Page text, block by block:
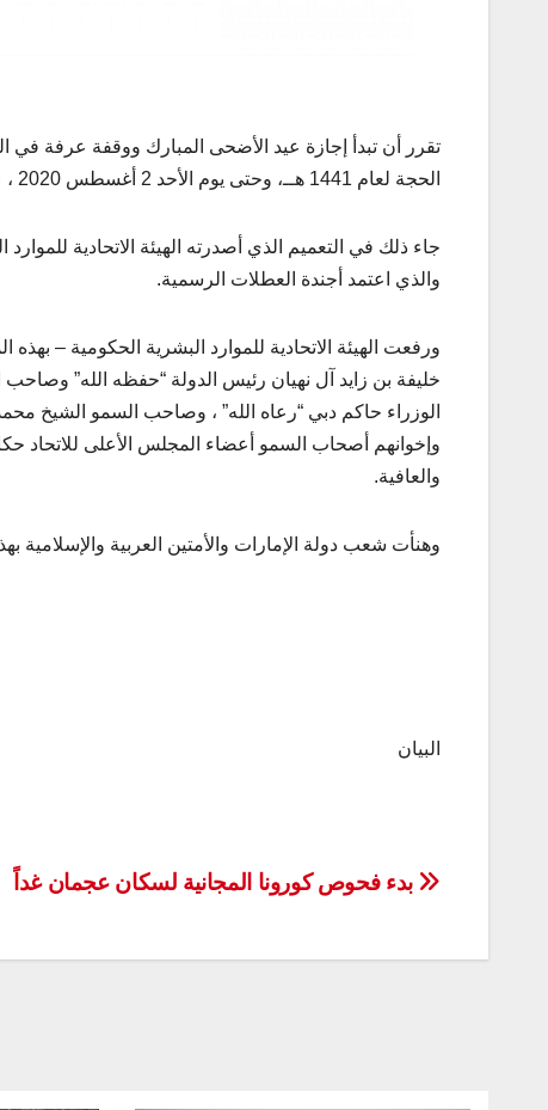
الحجة لعام 1441 هــ، وحتى يوم الأحد 2 أغسطس 2020 ، على أن يستأنف الدوام يوم الإثنين 3 أغسطس.
جاء ذلك في التعميم الذي أصدرته الهيئة الاتحادية
والذي اعتمد أجندة العطلات الرسمية.
ورفعت الهيئة الاتحادية للموارد البشرية الحكومية –
خليفة بن زايد آل نهيان رئيس الدولة “حفظه الله”
الوزراء حاكم دبي “رعاه الله” ، وصاحب السمو الشيخ
وإخوانهم أصحاب السمو أعضاء المجلس الأعلى للاتحاد
والعافية.
وهنأت شعب دولة الإمارات والأمتين العربية والإسلامية
البيان
تصفّح
بدء فحوص كورونا المجانية لسكان عجمان غداً